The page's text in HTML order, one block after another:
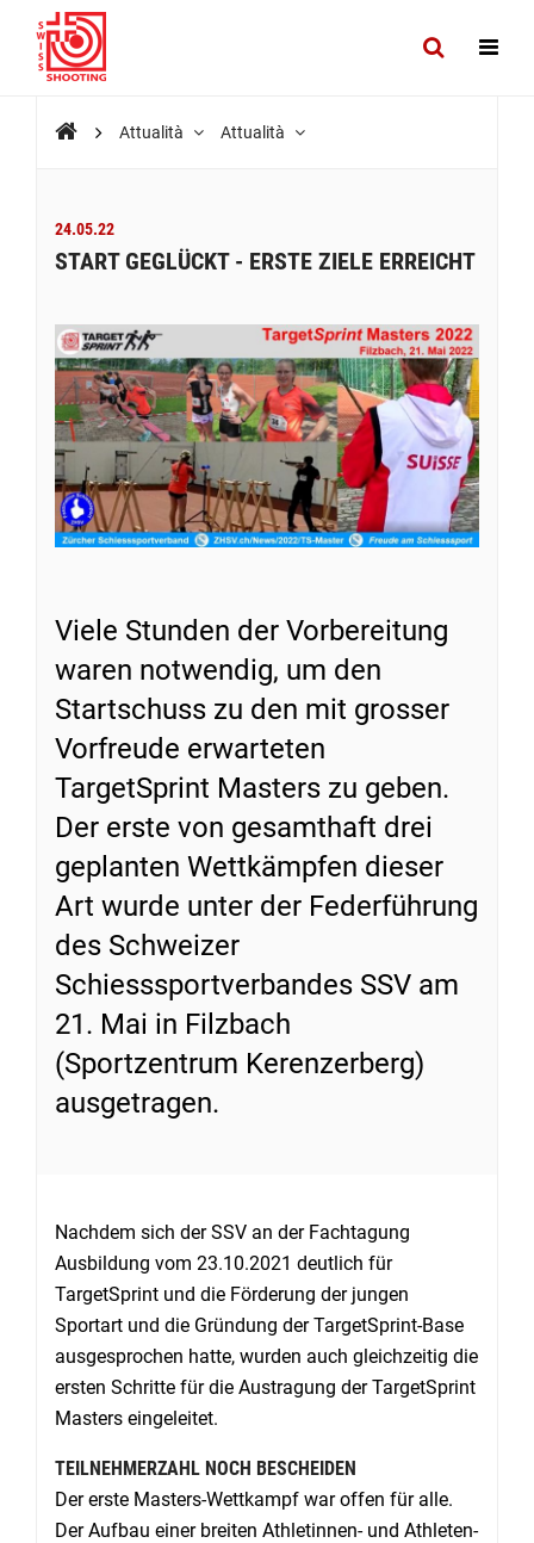
Attualità Attualità
24.05.22
START GEGLÜCKT - ERSTE ZIELE ERREICHT
Viele Stunden der Vorbereitung
waren notwendig, um den
Startschuss zu den mit grosser
Vorfreude erwarteten
TargetSprint Masters zu geben.
Der erste von gesamthaft drei
geplanten Wettkämpfen dieser
Art wurde unter der Federführung
des Schweizer
Schiesssportverbandes SSV am
21. Mai in Filzbach
(Sportzentrum Kerenzerberg)
ausgetragen.
Nachdem sich der SSV an der Fachtagung
Ausbildung vom 23.10.2021 deutlich für
TargetSprint und die Förderung der jungen
Sportart und die Gründung der TargetSprint-Base
ausgesprochen hatte, wurden auch gleichzeitig die
ersten Schritte für die Austragung der TargetSprint
Masters eingeleitet.
TEILNEHMERZAHL NOCH BESCHEIDEN
Der erste Masters-Wettkampf war offen für alle.
Der Aufbau einer breiten Athletinnen- und Athleten-